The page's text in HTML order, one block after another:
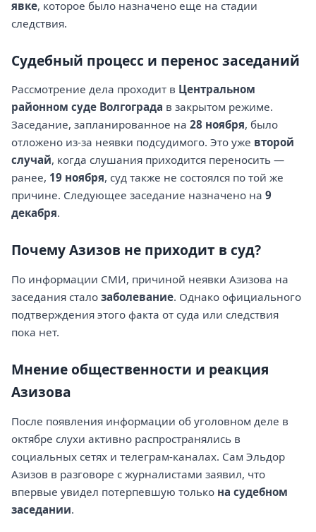
явке, которое было назначено еще на стадии
следствия.
Судебный процесс и перенос заседаний
Рассмотрение дела проходит в Центральном
районном суде Волгограда в закрытом режиме.
Заседание, запланированное на 28 ноября, было
отложено из-за неявки подсудимого. Это уже второй
случай, когда слушания приходится переносить —
ранее, 19 ноября, суд также не состоялся по той же
причине. Следующее заседание назначено на 9
декабря.
Почему Азизов не приходит в суд?
По информации СМИ, причиной неявки Азизова на
заседания стало заболевание. Однако официального
подтверждения этого факта от суда или следствия
пока нет.
Мнение общественности и реакция
Азизова
После появления информации об уголовном деле в
октябре слухи активно распространялись в
социальных сетях и телеграм-каналах. Сам Эльдор
Азизов в разговоре с журналистами заявил, что
впервые увидел потерпевшую только на судебном
заседании.